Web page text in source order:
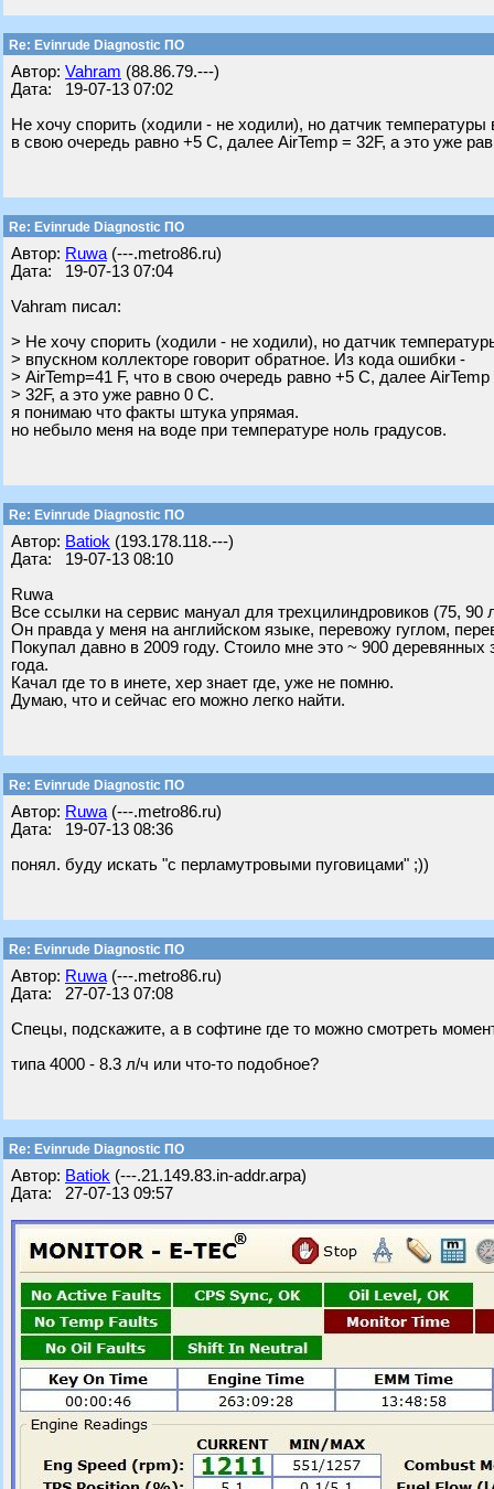
Re: Evinrude Diagnostic ПО
Автор: Vahram (88.86.79.---)
Дата: 19-07-13 07:02
Не хочу спорить (ходили - не ходили), но датчик
в свою очередь равно +5 С, далее AirTemp = 32F, а это уже
Re: Evinrude Diagnostic ПО
Автор: Ruwa (---.metro86.ru)
Дата: 19-07-13 07:04
Vahram писал:
> Не хочу спорить (ходили - не ходили), но датчик
> впускном коллекторе говорит обратное. Из кода ошибки -
> AirTemp=41 F, что в свою очередь равно +5 С, далее AirTemp
> 32F, а это уже равно 0 С.
я понимаю что факты штука упрямая.
но небыло меня на воде при температуре ноль градусов.
Re: Evinrude Diagnostic ПО
Автор: Batiok (193.178.118.---)
Дата: 19-07-13 08:10
Ruwa
Все ссылки на сервис мануал для трехцилиндровиков (75, 90
Он правда у меня на английском языке, перевожу гуглом,
Покупал давно в 2009 году. Стоило мне это ~ 900
года.
Качал где то в инете, хер знает где, уже не помню.
Думаю, что и сейчас его можно легко найти.
Re: Evinrude Diagnostic ПО
Автор: Ruwa (---.metro86.ru)
Дата: 19-07-13 08:36
понял. буду искать "с перламутровыми пуговицами" ;))
Re: Evinrude Diagnostic ПО
Автор: Ruwa (---.metro86.ru)
Дата: 27-07-13 07:08
Спецы, подскажите, а в софтине где то можно смотреть
типа 4000 - 8.3 л/ч или что-то подобное?
Re: Evinrude Diagnostic ПО
Автор: Batiok (---.21.149.83.in-addr.arpa)
Дата: 27-07-13 09:57